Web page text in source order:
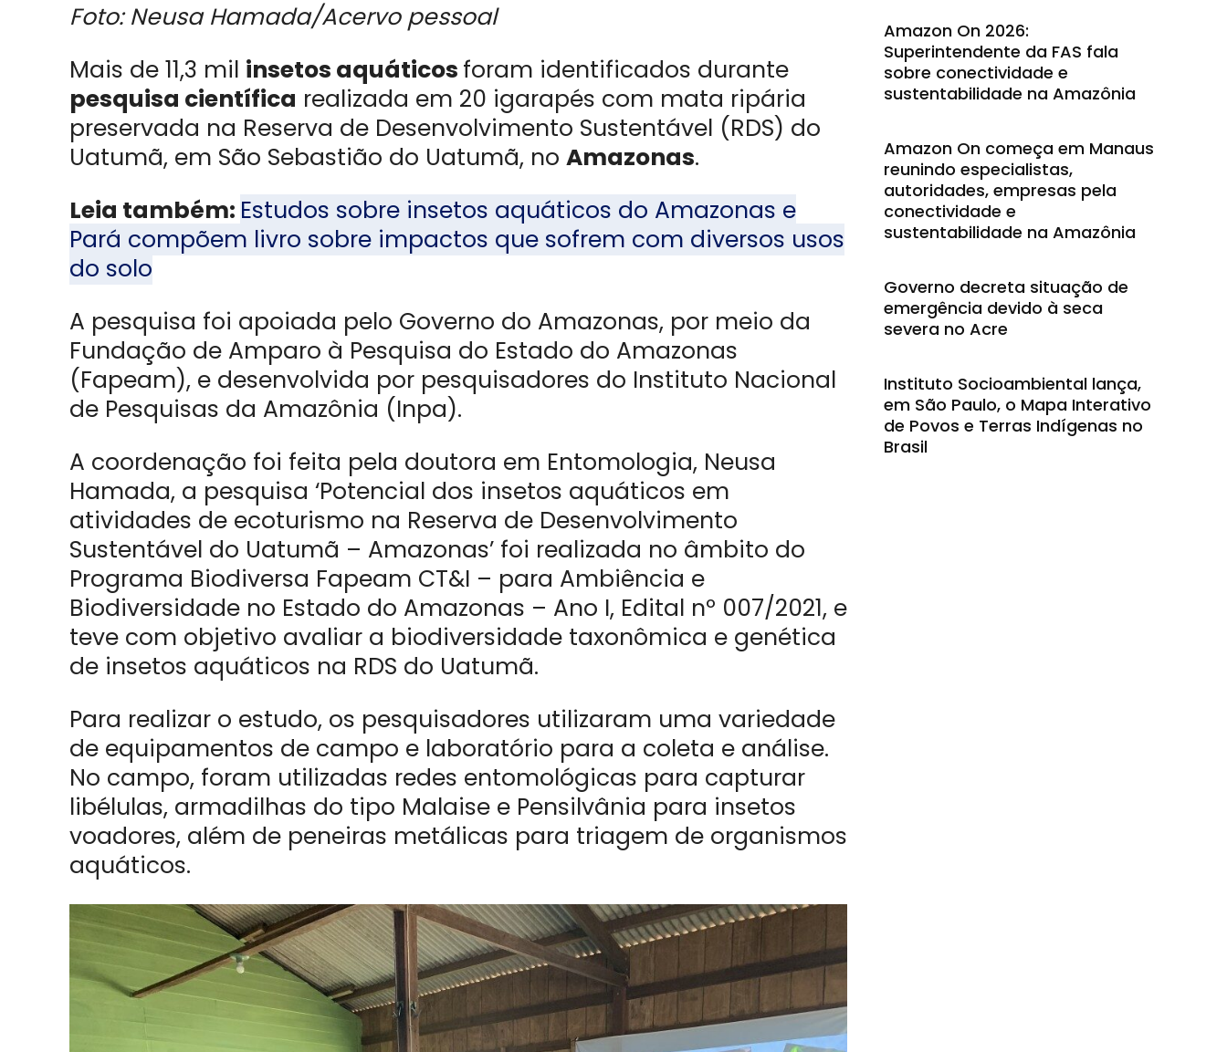
Foto: Neusa Hamada/Acervo pessoal
Mais de 11,3 mil insetos aquáticos foram identificados durante
pesquisa científica realizada em 20 igarapés com mata ripária
preservada na Reserva de Desenvolvimento Sustentável (RDS) do
Uatumã, em São Sebastião do Uatumã, no Amazonas.
Leia também: Estudos sobre insetos aquáticos do Amazonas e
Pará compõem livro sobre impactos que sofrem com diversos usos
do solo
A pesquisa foi apoiada pelo Governo do Amazonas, por meio da
Fundação de Amparo à Pesquisa do Estado do Amazonas
(Fapeam), e desenvolvida por pesquisadores do Instituto Nacional
de Pesquisas da Amazônia (Inpa).
A coordenação foi feita pela doutora em Entomologia, Neusa
Hamada, a pesquisa ‘Potencial dos insetos aquáticos em
atividades de ecoturismo na Reserva de Desenvolvimento
Sustentável do Uatumã – Amazonas’ foi realizada no âmbito do
Programa Biodiversa Fapeam CT&I – para Ambiência e
Biodiversidade no Estado do Amazonas – Ano I, Edital nº 007/2021, e
teve com objetivo avaliar a biodiversidade taxonômica e genética
de insetos aquáticos na RDS do Uatumã.
Para realizar o estudo, os pesquisadores utilizaram uma variedade
de equipamentos de campo e laboratório para a coleta e análise.
No campo, foram utilizadas redes entomológicas para capturar
libélulas, armadilhas do tipo Malaise e Pensilvânia para insetos
voadores, além de peneiras metálicas para triagem de organismos
aquáticos.
Amazon On 2026:
Superintendente da FAS fala
sobre conectividade e
sustentabilidade na Amazônia
Amazon On começa em Manaus
reunindo especialistas,
autoridades, empresas pela
conectividade e
sustentabilidade na Amazônia
Governo decreta situação de
emergência devido à seca
severa no Acre
Instituto Socioambiental lança,
em São Paulo, o Mapa Interativo
de Povos e Terras Indígenas no
Brasil